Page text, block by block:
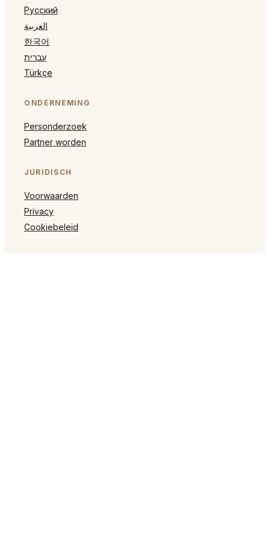
Русский
العربية
한국어
עברית
Türkçe
ONDERNEMING
Personderzoek
Partner worden
JURIDISCH
Voorwaarden
Privacy
Cookiebeleid